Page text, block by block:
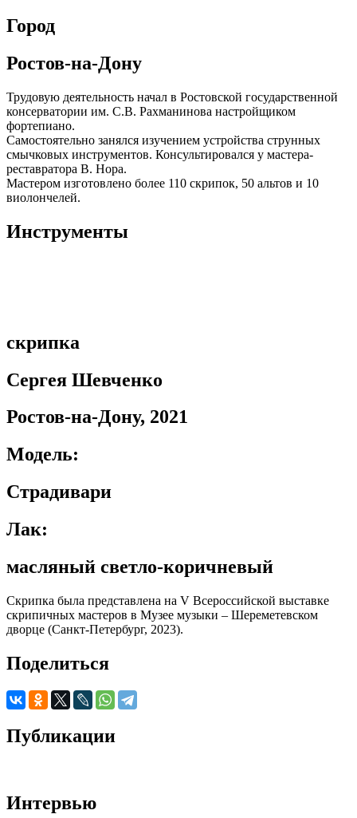
Город
Ростов-на-Дону
Трудовую деятельность начал в Ростовской государственной
консерватории им. С.В. Рахманинова настройщиком
фортепиано.
Самостоятельно занялся изучением устройства струнных
смычковых инструментов. Консультировался у мастера-
реставратора В. Нора.
Мастером изготовлено более 110 скрипок, 50 альтов и 10
виолончелей.
Инструменты
скрипка
Сергея Шевченко
Ростов-на-Дону, 2021
Модель:
Страдивари
Лак:
масляный светло-коричневый
Скрипка была представлена на V Всероссийской выставке
скрипичных мастеров в Музее музыки – Шереметевском
дворце (Санкт-Петербург, 2023).
Поделиться
Публикации
Интервью